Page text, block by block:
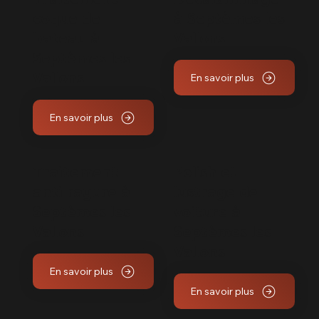
En savoir plus
En savoir plus
En savoir plus
En savoir plus